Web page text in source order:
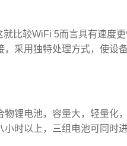
比较WiFi 5而言具有速度
采用独特处理方式，使设
锂电池，容量大，轻量化
时以上，三组电池可同时进